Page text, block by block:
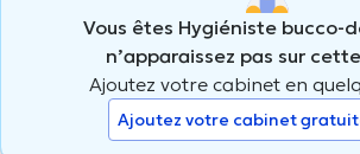
Vous êtes Hygiéniste bucco-
n’apparaissez pas sur
Ajoutez votre cabinet en
Ajoutez votre cabinet